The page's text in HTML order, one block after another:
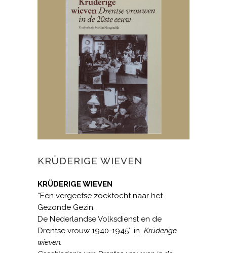
KRÜDERI­GE WIEVEN
KRÜDERI­GE WIEVEN
“Een vergeefse zoektocht naar het
Gezonde Gezin.
De Neder­landse Volksdienst en de
Drentse vrouw 1940-1945″ in Krüderi­ge
wieven.